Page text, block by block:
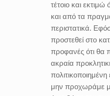
τέτοιο και εκτιμώ
και από τα
περιστατικά.
προστεθεί στο
προφανές ότι θα
ακραία
μην προχωράμε